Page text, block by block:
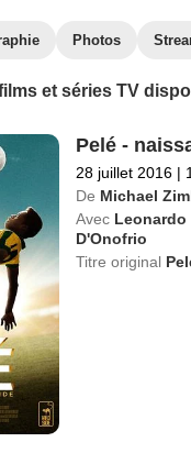
Photos
et séries TV
Pelé -
28 juillet 2016 |
De Michael
Avec Leonardo
D'Onofrio
Titre original